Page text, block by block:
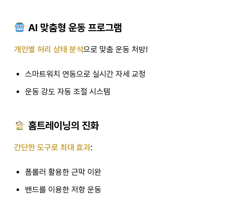
AI 맞춤형 운동 프로그램
개인별 허리 상태 분석으로 맞춤 운동 처방!
스마트워치 연동으로 실시간 자세 교정
운동 강도 자동 조절 시스템
홈트레이닝의 진화
간단한 도구로 최대 효과:
폼롤러 활용한 근막 이완
밴드를 이용한 저항 운동